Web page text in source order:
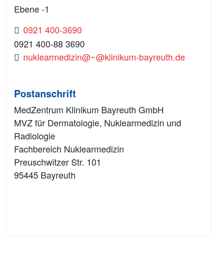
Ebene -1
0921 400-3690
0921 400-88 3690
nuklearmedizin@~@klinikum-bayreuth.de
Postanschrift
MedZentrum Klinikum Bayreuth GmbH
MVZ für Dermatologie, Nuklearmedizin und
Radiologie
Fachbereich Nuklearmedizin
Preuschwitzer Str. 101
95445 Bayreuth